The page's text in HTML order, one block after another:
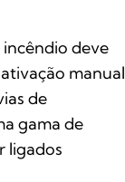
incêndio deve
manual
de
gama de
ligados